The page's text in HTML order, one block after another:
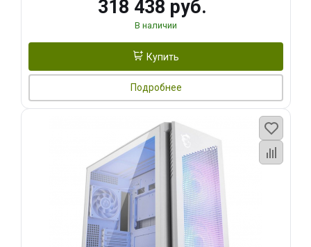
318 438 руб.
В наличии
Купить
Подробнее